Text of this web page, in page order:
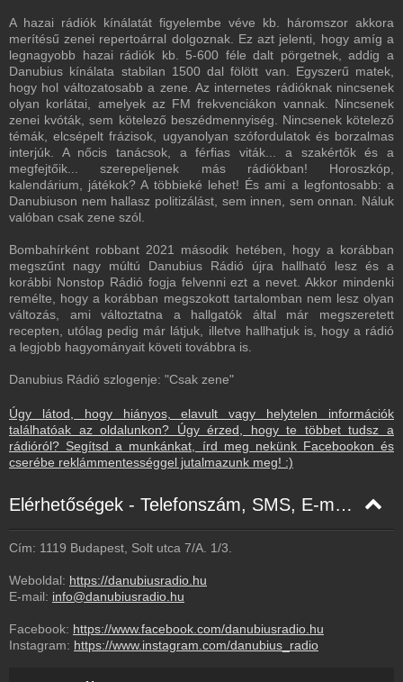
A hazai rádiók kínálatát figyelembe véve kb. háromszor akkora
merítésű zenei repertoárral dolgoznak. Ez azt jelenti, hogy amíg a
legnagyobb hazai rádiók kb. 5-600 féle dalt pörgetnek, addig a
Danubius kínálata stabilan 1500 dal fölött van. Egyszerű matek,
hogy hol változatosabb a zene. Az internetes rádióknak nincsenek
olyan korlátai, amelyek az FM frekvenciákon vannak. Nincsenek
zenei kvóták, sem kötelező beszédmennyiség. Nincsenek kötelező
témák, elcsépelt frázisok, ugyanolyan szófordulatok és borzalmas
interjúk. A nőcis tanácsok, a férfias viták... a szakértők és a
megfejtőik... szerepeljenek más rádiókban! Horoszkóp,
kalendárium, játékok? A többieké lehet! És ami a legfontosabb: a
Danubiuson nem hallasz politizálást, sem innen, sem onnan. Náluk
valóban csak zene szól.
Bombahírként robbant 2021 második hetében, hogy a korábban
megszűnt nagy múltú Danubius Rádió újra hallható lesz és a
korábbi Nonstop Rádió fogja felvenni ezt a nevet. Akkor mindenki
remélte, hogy a korábban megszokott tartalomban nem lesz olyan
változás, ami változtatna a hallgatók által már megszeretett
recepten, utólag pedig már látjuk, illetve hallhatjuk is, hogy a rádió
a legjobb hagyományait követi továbbra is.
Danubius Rádió szlogenje: "Csak zene"
Úgy látod, hogy hiányos, elavult vagy helytelen információk
találhatóak az oldalunkon? Úgy érzed, hogy te többet tudsz a
rádióról? Segítsd a munkánkat, írd meg nekünk Facebookon és
cserébe reklámmentességgel jutalmazunk meg! :)
Elérhetőségek - Telefonszám, SMS, E-mail, Facebook
Cím: 1119 Budapest, Solt utca 7/A. 1/3.
Weboldal: https://danubiusradio.hu
E-mail: info@danubiusradio.hu
Facebook: https://www.facebook.com/danubiusradio.hu
Instagram: https://www.instagram.com/danubius_radio